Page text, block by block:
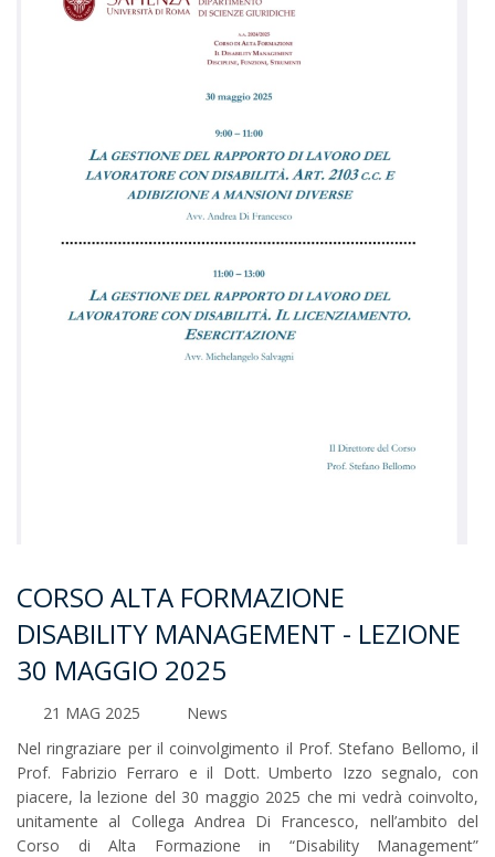
CORSO ALTA FORMAZIONE
DISABILITY MANAGEMENT - LEZIONE
30 MAGGIO 2025
21 MAG 2025
News
Nel ringraziare per il coinvolgimento il Prof. Stefano Bellomo, il
Prof. Fabrizio Ferraro e il Dott. Umberto Izzo segnalo, con
piacere, la lezione del 30 maggio 2025 che mi vedrà coinvolto,
unitamente al Collega Andrea Di Francesco, nell’ambito del
Corso di Alta Formazione in “Disability Management”